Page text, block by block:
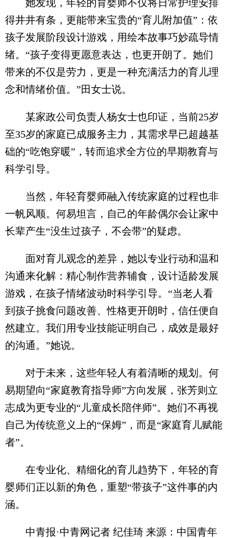
她发现，年轻的育婴师不仅将日常护理安排
得井井有条，更能带来宝贵的“育儿附加值”：依
孩子发展阶段设计游戏，用绘本故事巧妙疏导情
绪。“孩子变得更愿意表达，也更开朗了。她们
带来的不仅是劳力，更是一种充满活力的育儿理
念和情绪价值。”田女士说。
某家政公司负责人杨女士也印证，当前25岁
至35岁的家庭已成服务主力，其需求早已超越基
础的“吃饱穿暖”，转而追求全方位的早期教育与
科学引导。
当然，年轻育婴师融入传统家庭的过程也非
一帆风顺。何易坦言，自己的年龄偶尔会让家中
长辈产生“没生过孩子，不会带”的疑虑。
面对育儿观念的差异，她以专业行动和温和
沟通来化解：精心制作营养辅食，设计适龄发展
游戏，在孩子情绪波动时科学引导。“当老人看
到孩子挑食问题改善、性格更开朗时，信任便自
然建立。我们用专业技能证明自己，成效是最好
的沟通。”她说。
对于未来，这些年轻人有着清晰的规划。何
易期望向“家庭教育指导师”方向发展，张芳则立
志成为更专业的“儿童成长陪伴师”。她们不再视
自己为传统意义上的“保姆”，而是“家庭育儿赋能
者”。
在专业化、精细化的育儿趋势下，年轻的育
婴师们正以新的角色，重塑“带孩子”这件事的内
涵。
中青报·中青网记者 纪佳琦 来源：中国青年